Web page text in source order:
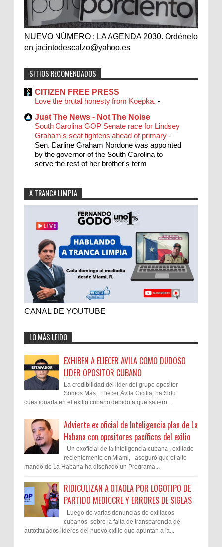
NUEVO NÚMERO : LA AGENDA 2030. Ordénelo
en jacintodescalzo@yahoo.es
SITIOS RECOMENDADOS
CITIZEN FREE PRESS
Love the brutal honesty from Koepka. -
Just The News - Not The Noise
South Carolina GOP Senate race for Lindsey
Graham's seat tightens ahead of primary -
Sen. Darline Graham Nordone was appointed
by the governor of the South Carolina to
serve the rest of her brother's term
A TRANCA LIMPIA
CANAL DE YOUTUBE
LO MÁS LEIDO
EXHIBEN A ELIECER AVILA COMO DUDOSO
LIDER OPOSITOR CUBANO
La credibilidad del líder del grupo opositor
Somos Más , Eliécer Ávila Cicilia, ha Sido
cuestionada en el exilio cubano debido a que saliero...
Advierte ex oficial de Inteligencia plan de La
Habana con opositores pacíficos del exilio
Un exoficial de la inteligencia cubana , exiliado
recientemente en Miami, aseguró que el alto
mando de La Habana ha diseñado un Programa...
RIDICULIZAN A OTAOLA POR LOGOTIPO DE
PARTIDO MEDIOCRE Y ERRORES DE SIGLAS
Luego de varias denuncias de exiliados
cubanos sobre la falta de transparencia de
autotitulados líderes del nuevo exilio que apuntan a la...